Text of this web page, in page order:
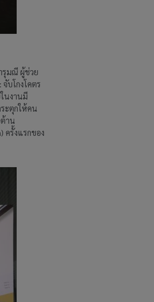
รุมณี ผู้ช่วย
บโกงโคตร
นงานมี
ะตุกให้คน
าน
ครั้งแรกของ